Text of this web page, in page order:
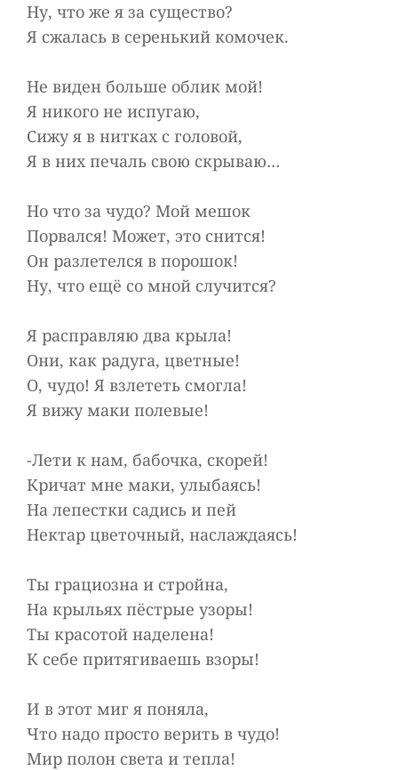
Ну, что же я за существо?
Я сжалась в серенький комочек.
Не виден больше облик мой!
Я никого не испугаю,
Сижу я в нитках с головой,
Я в них печаль свою скрываю…
Но что за чудо? Мой мешок
Порвался! Может, это снится!
Он разлетелся в порошок!
Ну, что ещё со мной случится?
Я расправляю два крыла!
Они, как радуга, цветные!
О, чудо! Я взлететь смогла!
Я вижу маки полевые!
-Лети к нам, бабочка, скорей!
Кричат мне маки, улыбаясь!
На лепестки садись и пей
Нектар цветочный, наслаждаясь!
Ты грациозна и стройна,
На крыльях пёстрые узоры!
Ты красотой наделена!
К себе притягиваешь взоры!
И в этот миг я поняла,
Что надо просто верить в чудо!
Мир полон света и тепла!